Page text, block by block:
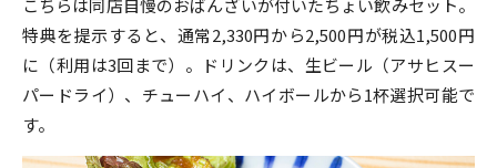
こちらは同店自慢のおばんざいが付いたちょい飲みセット。
特典を提示すると、通常2,330円から2,500円が税込1,500円
に（利用は3回まで）。ドリンクは、生ビール（アサヒスー
パードライ）、チューハイ、ハイボールから1杯選択可能で
す。